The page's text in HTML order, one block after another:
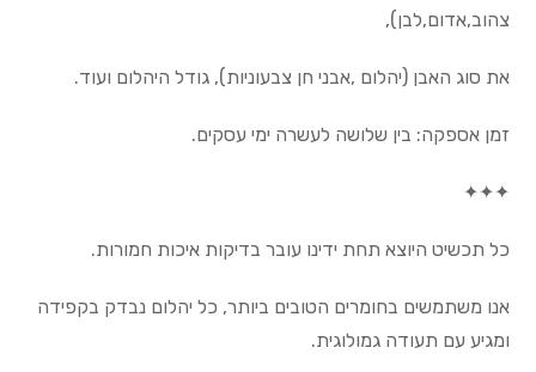
צהוב,אדום,לבן),
את סוג האבן (יהלום ,אבני חן צבעוניות), גודל היהלום ועוד.
זמן אספקה: בין שלושה לעשרה ימי עסקים.
✦✦✦
כל תכשיט היוצא תחת ידינו עובר בדיקות איכות חמורות.
אנו משתמשים בחומרים הטובים ביותר, כל יהלום נבדק בקפידה
ומגיע עם תעודה גמולוגית.